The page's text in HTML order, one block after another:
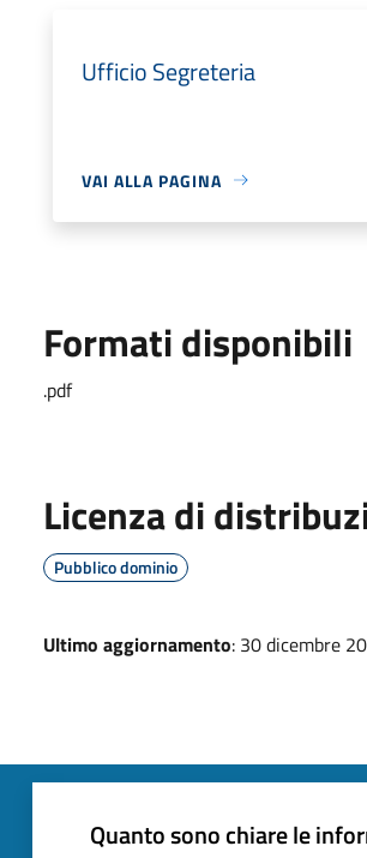
Ufficio Segreteria
VAI ALLA PAGINA
Formati disponibili
.pdf
Licenza di
Pubblico dominio
Ultimo aggiornamento: 30 dicembre
Quanto sono chiare le